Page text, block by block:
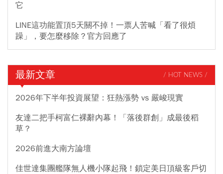
它
LINE這功能置頂5天關不掉！一票人苦喊「看了很煩
躁」，要怎麼移除？官方回應了
最新文章 / HOT NEWS /
2026年下半年投資展望：狂熱漲勢 vs 嚴峻現實
友達二把手柯富仁裸辭內幕！「落後群創」成最後稻
草？
2026前進大南方論壇
佳世達集團艦隊無人機小隊起飛！鎖定美日頂級客戶切